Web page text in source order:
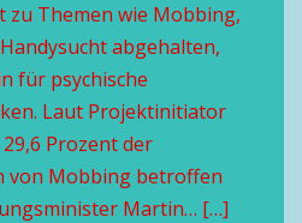
zu Themen wie Mobbing,
abgehalten,
für psychische
Laut Projektinitiator
Prozent der
von Mobbing betroffen
Martin… […]